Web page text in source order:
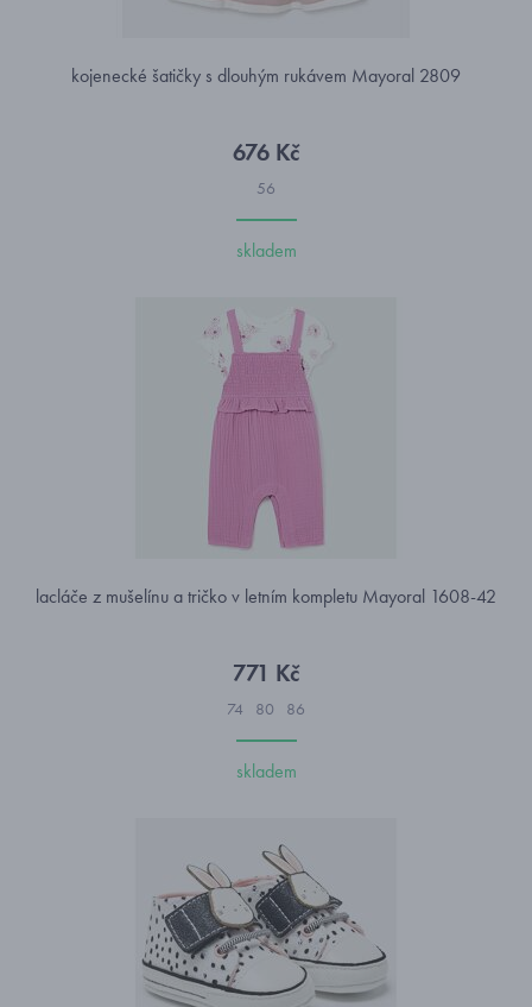
kojenecké šatičky s dlouhým rukávem Mayoral 2809
676 Kč
56
skladem
lacláče z mušelínu a tričko v letním kompletu Mayoral 1608-42
771 Kč
74 80 86
skladem